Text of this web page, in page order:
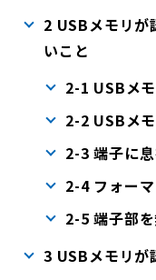
2 USBメモリが
いこと
2-1 USBメ
2-2 USBメ
2-3 端子に
2-4 フォー
2-5 端子部
3 USBメモリが